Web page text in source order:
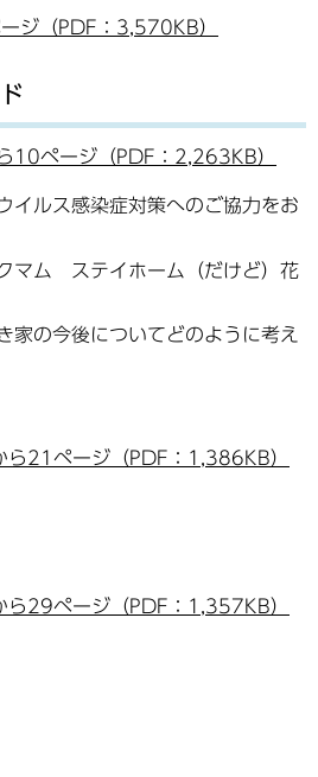
ジ（PDF：3,570KB）
ページ（PDF：2,263KB）
イルス感染症対策へのご協力をお
マム ステイホーム（だけど）花
家の今後についてどのように考え
21ページ（PDF：1,386KB）
29ページ（PDF：1,357KB）